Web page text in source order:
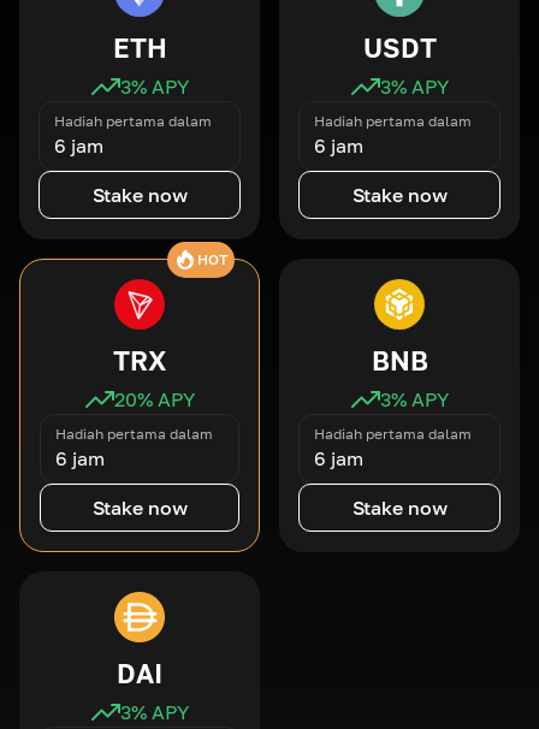
ETH
3% APY
Hadiah pertama dalam
6 jam
Stake now
USDT
3% APY
Hadiah pertama dalam
6 jam
Stake now
HOT
TRX
20% APY
Hadiah pertama dalam
6 jam
Stake now
BNB
3% APY
Hadiah pertama dalam
6 jam
Stake now
DAI
3% APY